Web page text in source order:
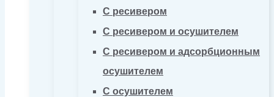
С ресивером
С ресивером и осушителем
С ресивером и адсорбционным
осушителем
С осушителем